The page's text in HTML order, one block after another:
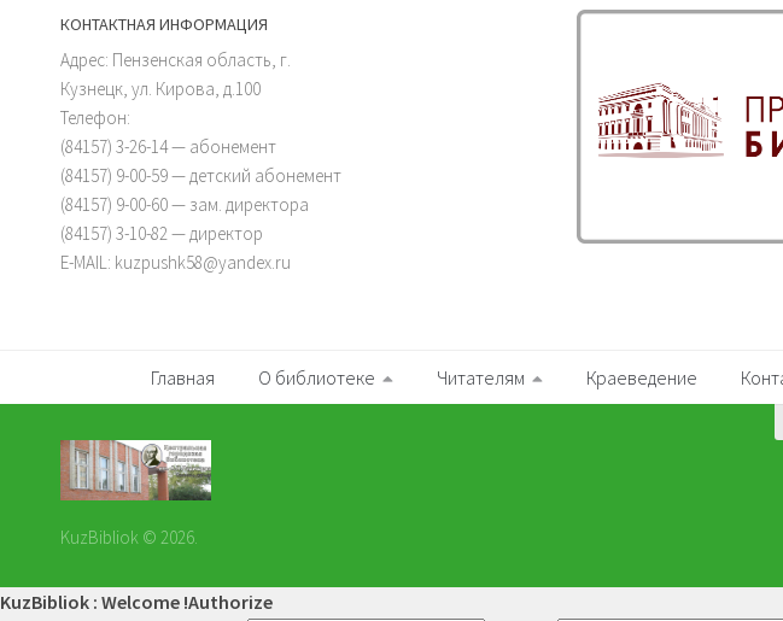
КОНТАКТНАЯ ИНФОРМАЦИЯ
Адрес: Пензенская область, г.
Кузнецк, ул. Кирова, д.100
Телефон:
(84157) 3-26-14 — абонемент
(84157) 9-00-59 — детский абонемент
(84157) 9-00-60 — зам. директора
(84157) 3-10-82 — директор
E-MAIL: kuzpushk58@yandex.ru
Главная О библиотеке Читателям Краеведение
KuzBibliok © 2026.
KuzBibliok : Welcome !Authorize